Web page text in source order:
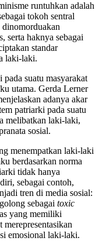
runtuhkan adalah
tokoh sentral
dinomorduakan
serta haknya sebagai
standar
laki-laki.
suatu masyarakat
utama. Gerda Lerner
adanya akar
patriarki pada suatu
melibatkan laki-laki,
sosial.
menempatkan laki-laki
berdasarkan norma
tidak hanya
sebagai contoh,
tren di media sosial:
sebagai toxic
yang memiliki
merepresentasikan
emosional laki-laki.